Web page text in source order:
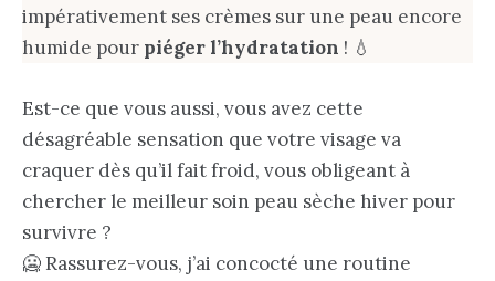
impérativement ses crèmes sur une peau encore
humide pour piéger l’hydratation ! 💧
Est-ce que vous aussi, vous avez cette
désagréable sensation que votre visage va
craquer dès qu’il fait froid, vous obligeant à
chercher le meilleur soin peau sèche hiver pour
survivre ?
🥶 Rassurez-vous, j’ai concocté une routine